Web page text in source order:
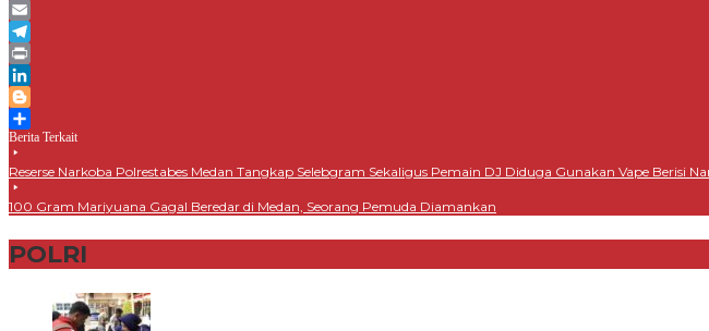
Message
Email
Telegram
Print
LinkedIn
Blogger
Share
Berita Terkait
Reserse Narkoba Polrestabes Medan Tangkap Selebgram Sekaligus Pemain DJ Diduga Gunakan Vape Berisi
100 Gram Mariyuana Gagal Beredar di Medan, Seorang Pemuda Diamankan
POLRI